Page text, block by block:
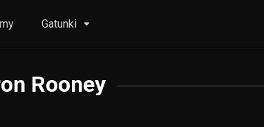
Gatunki
Rooney